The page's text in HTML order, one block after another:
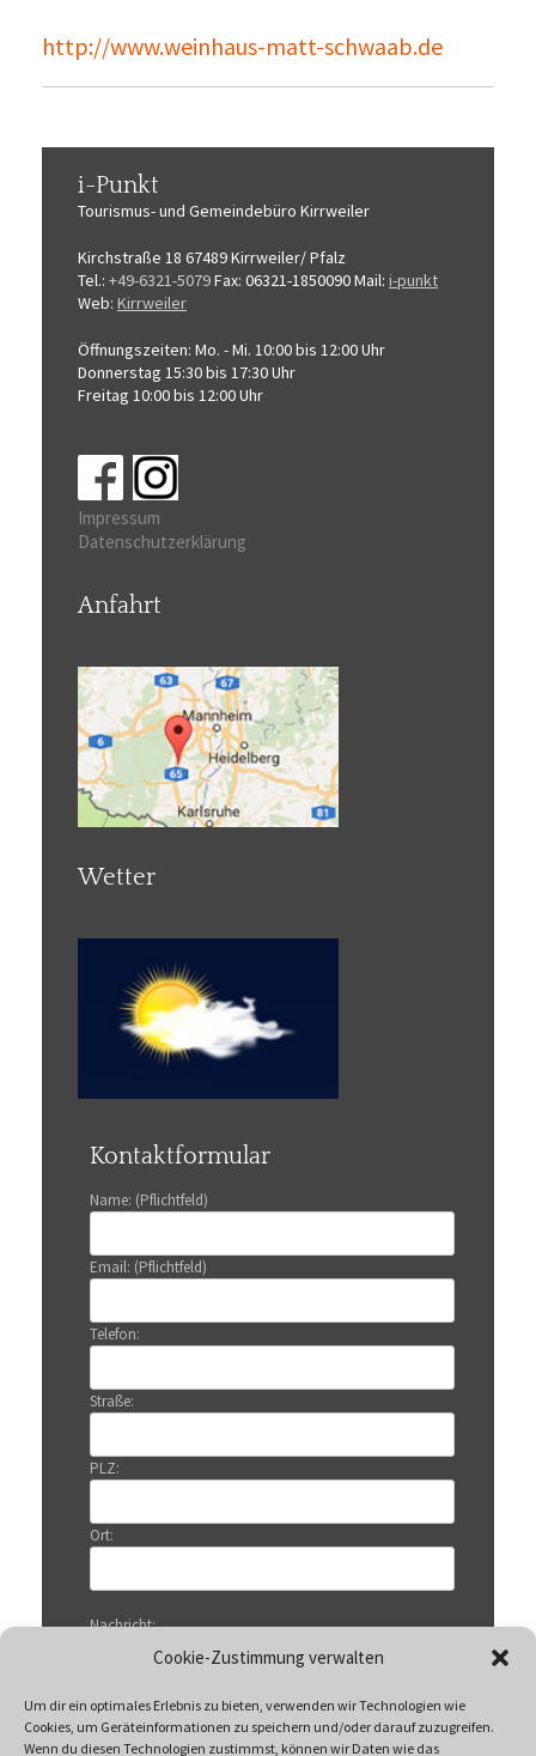
Cookie-Zustimmung verwalten
Um dir ein optimales Erlebnis zu bieten, verwenden wir Technologien wie
Cookies, um Geräteinformationen zu speichern und/oder darauf zuzugreifen.
Wenn du diesen Technologien zustimmst, können wir Daten wie das
http://www.weinhaus-matt-schwaab.de
i-Punkt
Tourismus-und Gemeindebüro Kirrweiler
Kirchstraße 18 67489 Kirrweiler/ Pfalz
Tel.: +49-6321-5079Fax: 06321-1850090Mail: i-punkt
Web: Kirrweiler
Öffnungszeiten: Mo. - Mi. 10:00 bis 12:00 Uhr
Donnerstag 15:30 bis 17:30 Uhr
Freitag 10:00 bis 12:00 Uhr
Impressum
Datenschutzerklärung
Anfahrt
Wetter
Kontaktformular
Name: (Pflichtfeld)
Email: (Pflichtfeld)
Telefon:
Straße:
PLZ:
Ort:
Nachricht: